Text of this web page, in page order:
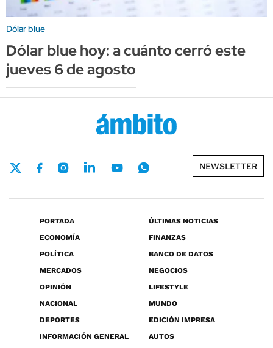
Dólar blue
Dólar blue hoy: a cuánto cerró este
jueves 6 de agosto
NEWSLETTER
PORTADA
ÚLTIMAS NOTICIAS
ECONOMÍA
FINANZAS
POLÍTICA
BANCO DE DATOS
MERCADOS
NEGOCIOS
OPINIÓN
LIFESTYLE
NACIONAL
MUNDO
DEPORTES
EDICIÓN IMPRESA
INFORMACIÓN GENERAL
AUTOS